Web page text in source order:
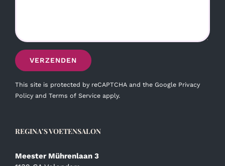
This site is protected by reCAPTCHA and the Google Privacy
Policy and Terms of Service apply.
REGINA’S VOETENSALON
Meester Mührenlaan 3